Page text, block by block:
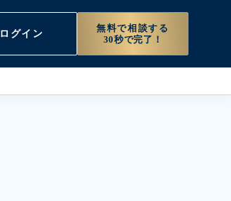
ログイン
無料で相談する
30秒で完了！